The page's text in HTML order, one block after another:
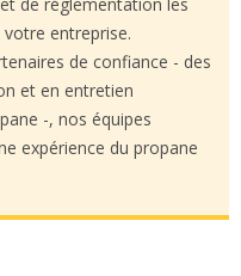
entreprise.
de confiance - des
et en entretien
-, nos équipes
expérience du propane